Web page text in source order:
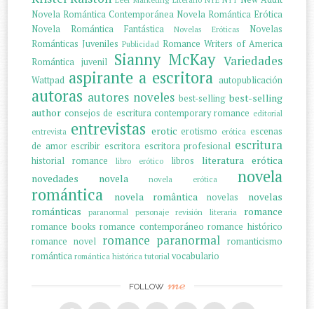
Novela Romántica Contemporánea Novela Romántica Erótica
Novela Romántica Fantástica
Novelas Eróticas
Novelas
Románticas Juveniles Publicidad Romance Writers of America
Romántica juvenil
Sianny McKay Variedades
Wattpad aspirante a escritora autopublicación
autoras autores noveles best-selling best-selling
author consejos de escritura contemporary romance editorial
entrevista entrevistas erotic erotismo erótica escenas
de amor escribir escritora escritora profesional escritura
historial romance libro erótico libros
literatura erótica
novedades
novela novela erótica
novela
romántica
novela romântica novelas
novelas
románticas
paranormal personaje revisión literaria romance
romance books romance contemporáneo romance histórico
romance novel romance paranormal romanticismo
romántica romántica histórica tutorial vocabulario
FOLLOW me